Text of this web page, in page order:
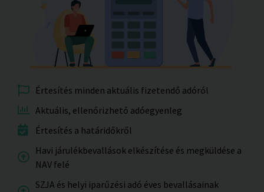
Értesítés minden aktuális fizetendő adóról
Aktuális, ellenőrizhető adóegyenleg
Értesítés a határidőkről
Havi járulékbevallások elkészítése és megküldése a
NAV felé
SZJA és helyi iparűzési adó éves bevallásainak